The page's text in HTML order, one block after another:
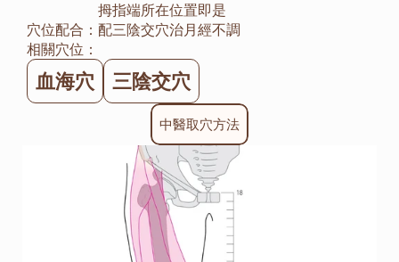
拇指端所在位置即是
穴位配合： 配三陰交穴治月經不調
相關穴位：
血海穴 三陰交穴
中醫取穴方法